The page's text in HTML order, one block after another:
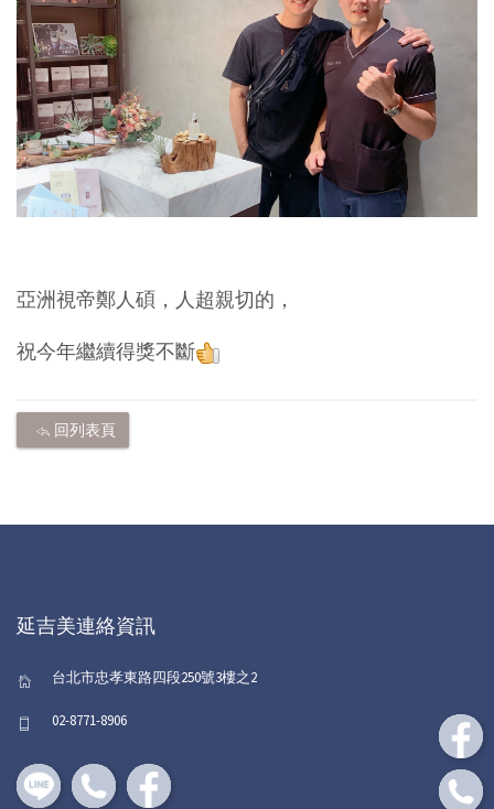
亞洲視帝鄭人碩，人超親切的，
祝今年繼續得獎不斷
回列表頁
延吉美連絡資訊
台北市忠孝東路四段250號3樓之2
02-8771-8906